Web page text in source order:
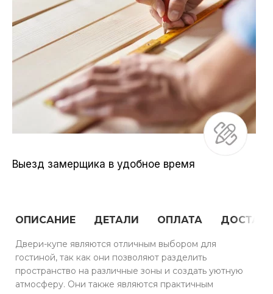
Выезд замерщика в удобное время
ОПИСАНИЕ ДЕТАЛИ ОПЛАТА
Двери-купе являются отличным выбором для
гостиной, так как они позволяют разделить
пространство на различные зоны и создать уютную
атмосферу. Они также являются практичным